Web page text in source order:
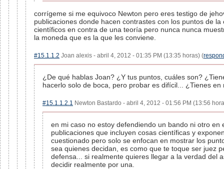
corrígeme si me equivoco Newton pero eres testigo de
publicaciones donde hacen contrastes con los puntos de
científicos en contra de una teoría pero nunca nunca
la moneda que es la que les conviene.
#15.1.1.2 Joan alexis - abril 4, 2012 - 01:35 PM (13:35 horas) (
¿De qué hablas Joan? ¿Y tus puntos, cuáles son?
hacerlo solo de boca, pero probar es difícil... ¿Tienes
#15.1.1.2.1 Newton Bastardo - abril 4, 2012 - 01:56 PM (13:56
en mi caso no estoy defendiendo un bando ni otro
publicaciones que incluyen cosas científicas y
cuestionado pero solo se enfocan en mostrar los
sea quienes decidan, es como que te toque ser juez
defensa... si realmente quieres llegar a la verdad del
decidir realmente por una.